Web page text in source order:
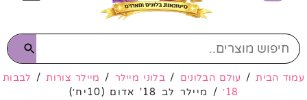
עמוד הבית/ עולם הבלונים /בלוני מיילר / מיילר צורות/ לבבות
18׳ / מיילר לב 18' אדום (10יח׳)